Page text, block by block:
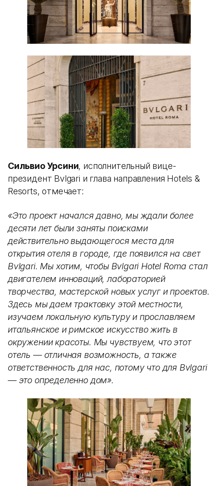
Сильвио Урсини, исполнительный вице-
президент Bvlgari и глава направления Hotels &
Resorts, отмечает:
«Это проект начался давно, мы ждали более
десяти лет были заняты поисками
действительно выдающегося места для
открытия отеля в городе, где появился на свет
Bvlgari. Мы хотим, чтобы Bvlgari Hotel Roma стал
двигателем инноваций, лабораторией
творчества, мастерской новых услуг и проектов.
Здесь мы даем трактовку этой местности,
изучаем локальную культуру и прославляем
итальянское и римское искусство жить в
окружении красоты. Мы чувствуем, что этот
отель — отличная возможность, а также
ответственность для нас, потому что для Bvlgari
— это определенно дом».